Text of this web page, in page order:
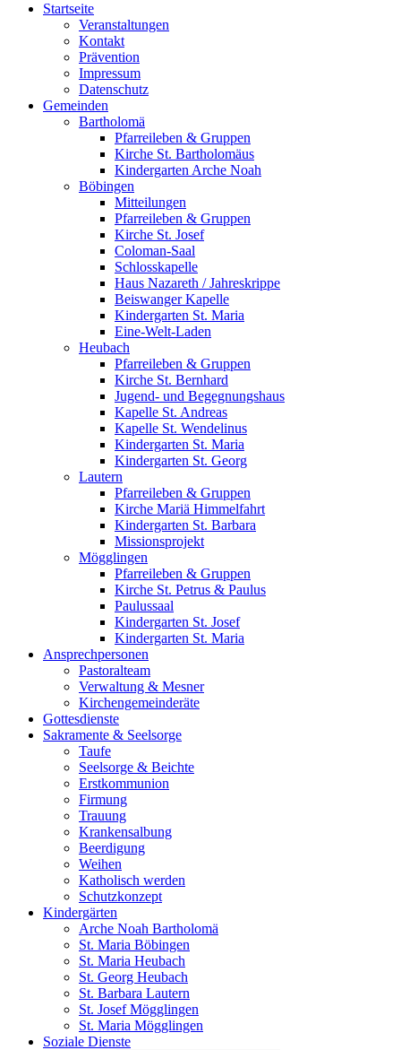
Startseite
Veranstaltungen
Kontakt
Prävention
Impressum
Datenschutz
Gemeinden
Bartholomä
Pfarreileben & Gruppen
Kirche St. Bartholomäus
Kindergarten Arche Noah
Böbingen
Mitteilungen
Pfarreileben & Gruppen
Kirche St. Josef
Coloman-Saal
Schlosskapelle
Haus Nazareth / Jahreskrippe
Beiswanger Kapelle
Kindergarten St. Maria
Eine-Welt-Laden
Heubach
Pfarreileben & Gruppen
Kirche St. Bernhard
Jugend- und Begegnungshaus
Kapelle St. Andreas
Kapelle St. Wendelinus
Kindergarten St. Maria
Kindergarten St. Georg
Lautern
Pfarreileben & Gruppen
Kirche Mariä Himmelfahrt
Kindergarten St. Barbara
Missionsprojekt
Mögglingen
Pfarreileben & Gruppen
Kirche St. Petrus & Paulus
Paulussaal
Kindergarten St. Josef
Kindergarten St. Maria
Ansprechpersonen
Pastoralteam
Verwaltung & Mesner
Kirchengemeinderäte
Gottesdienste
Sakramente & Seelsorge
Taufe
Seelsorge & Beichte
Erstkommunion
Firmung
Trauung
Krankensalbung
Beerdigung
Weihen
Katholisch werden
Schutzkonzept
Kindergärten
Arche Noah Bartholomä
St. Maria Böbingen
St. Maria Heubach
St. Georg Heubach
St. Barbara Lautern
St. Josef Mögglingen
St. Maria Mögglingen
Soziale Dienste